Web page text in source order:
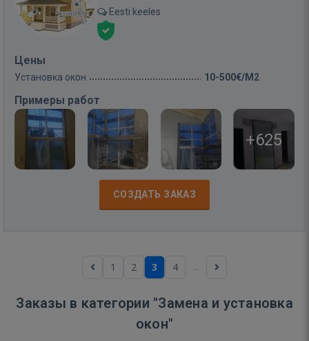
Eesti keeles
Цены
Установка окон 10-500€/M2
Примеры работ
+625
СОЗДАТЬ ЗАКАЗ
1 2 3 4 ...
Заказы в категории "Замена и установка
окон"